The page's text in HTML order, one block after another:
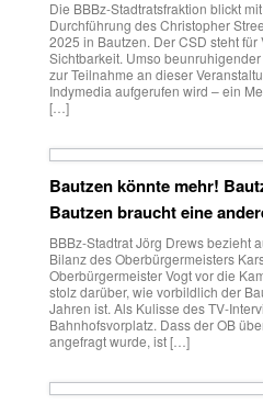
Die BBBz-Stadtratsfraktion blickt
Durchführung des Christopher
2025 in Bautzen. Der CSD steht für
Sichtbarkeit. Umso
zur Teilnahme an dieser
Indymedia aufgerufen wird – ein
[…]
Bautzen könnte mehr!
Bautzen braucht eine
BBBz-Stadtrat Jörg Drews bezieht
Bilanz des Oberbürgermeisters
Oberbürgermeister Vogt vor die
stolz darüber, wie vorbildlich der
Jahren ist. Als Kulisse des TV-
Bahnhofsvorplatz. Dass der OB
angefragt wurde, ist […]